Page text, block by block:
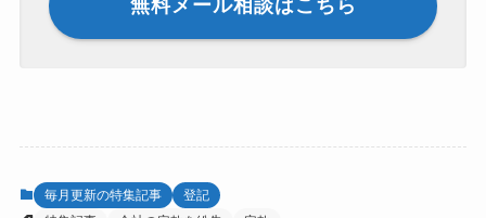
無料メール相談はこちら
毎月更新の特集記事
登記